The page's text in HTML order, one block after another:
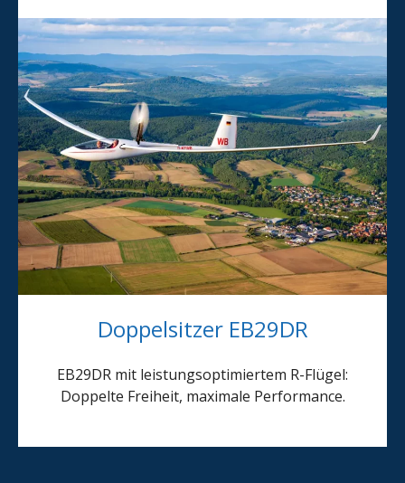
Doppelsitzer EB29DR
EB29DR mit leistungsoptimiertem R-Flügel:
Doppelte Freiheit, maximale Performance.